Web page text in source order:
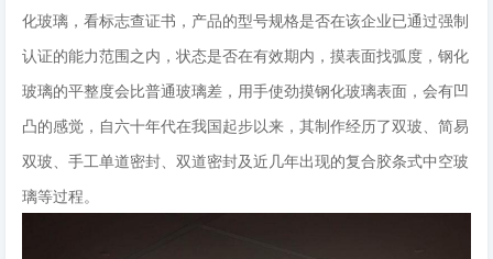
化玻璃，看标志查证书，产品的型号规格是否在该企业已通过强制
认证的能力范围之内，状态是否在有效期内，摸表面找弧度，钢化
玻璃的平整度会比普通玻璃差，用手使劲摸钢化玻璃表面，会有凹
凸的感觉，自六十年代在我国起步以来，其制作经历了双玻、简易
双玻、手工单道密封、双道密封及近几年出现的复合胶条式中空玻
璃等过程。